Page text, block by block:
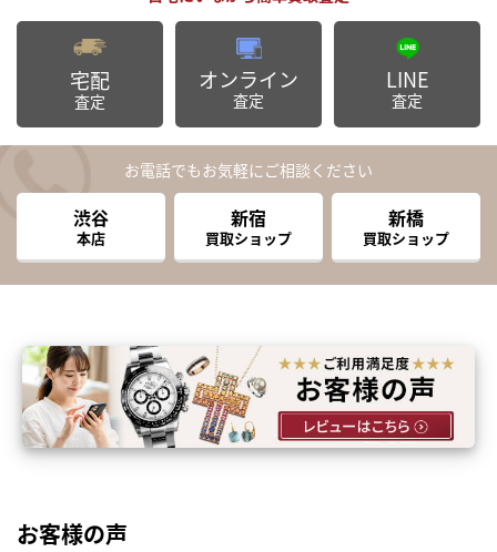
宅配
査定
オンライン
査定
LINE
査定
お電話でもお気軽にご相談ください
渋谷
本店
新宿
買取ショップ
新橋
買取ショップ
お客様の声